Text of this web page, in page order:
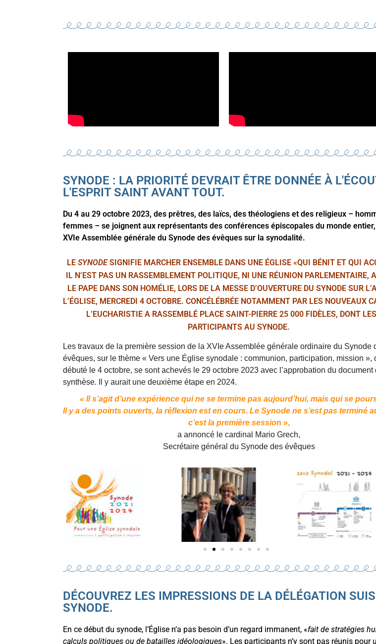
SYNODE : LA PRIORITÉ DEVRAIT ÊTRE DONNÉE À
L'ESPRIT SAINT AVANT TOUT. ​
Du 4 au 29 octobre 2023, des prêtres, des laïcs, des théologiens et des religieux –
femmes – se joignent aux représentants des conférences épiscopales du monde
XVIe Assemblée générale du Synode des évêques sur la synodalité.
LE SYNODESIGNIFIE MARCHER ENSEMBLE DANS UNE ÉGLISE «QUI BÉNIT ET QUI
IL N’EST PAS UN RASSEMBLEMENT POLITIQUE, NI UNE RÉUNION PARLEMENTAIRE,
LE PAPE DANS SON HOMÉLIE, LORS DE LA MESSE D’OUVERTURE DU SYNODE SUR
L’ÉGLISE, MERCREDI 4 OCTOBRE. CONCÉLÉBRÉE NOTAMMENT PAR LES NOUVEAUX
L’EUCHARISTIE A RASSEMBLÉ PLACE SAINT-PIERRE 25 000 FIDÈLES, DONT
PARTICIPANTS AU SYNODE.
Les travaux de la première session de la XVIe Assemblée générale ordinaire du Synode
évêques, sur le thème « Vers une Église synodale : communion, participation, mission »,
débuté le 4 octobre, se sont achevés le 29 octobre 2023 avec l’approbation du document
synthèse. Il y aurait une deuxième étape en 2024.
« Il s’agit d’une expérience qui ne se termine pas aujourd’hui, mais qui se
Il y a des points ouverts, la réflexion est en cours. Le Synode ne s’est pas terminé
c’est la première session »,
a annoncé le cardinal Mario Grech,
Secrétaire général du Synode des évêques
DÉCOUVREZ LES IMPRESSIONS DE LA DÉLÉGATION
SYNODE.
En ce début du synode, l’Église n’a pas besoin d’un regard immanent, «fait de stratégies
calculs politiques ou de batailles idéologiques». Les participants n’y sont pas réunis pour